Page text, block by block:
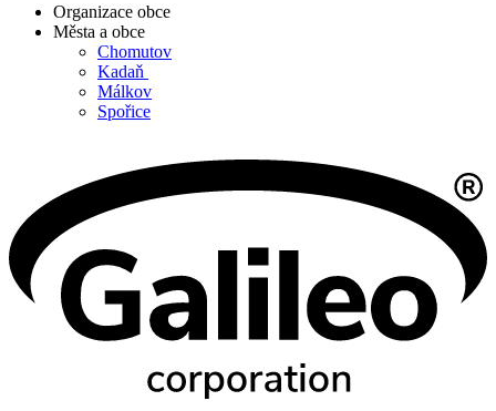
Organizace obce
Města a obce
Chomutov
Kadaň
Málkov
Spořice